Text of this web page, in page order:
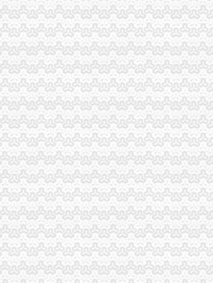
用南蜂鸟
_百度贴吧
公司注册代理做账工商年检
册今题网
商注册|北京酷易搜
加九龙坡区驰名著名商标表彰会
般纳税人认定标准维权工作
施开展合同格式条款监督备案工作
观念、适应形势”一般纳税人公司条件大